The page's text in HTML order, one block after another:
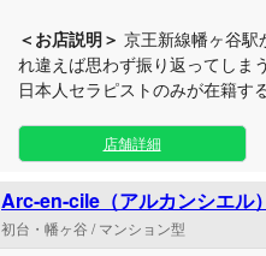
＜お店説明＞ 京王新線幡ヶ谷駅
れ違えば思わず振り返ってしま
日本人セラピストのみが在籍す
間をお届けします。 完全着衣で行う健全なアロマ施術
でありながら、贅沢なプライベ
レスや疲れを芯から解きほぐします。 洗練
谷エリアで、極上のリラクゼー
ご堪能ください。セラピスト一
店舗詳細
Arc-en-cile（アルカンシエル
ン
初台・幡ヶ谷 / マンション型